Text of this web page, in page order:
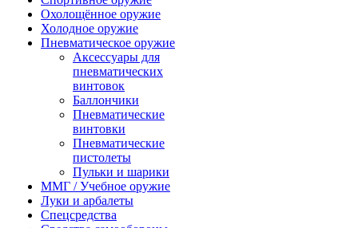
Охолощённое оружие
Холодное оружие
Пневматическое оружие
Аксессуары для
пневматических
винтовок
Баллончики
Пневматические
винтовки
Пневматические
пистолеты
Пульки и шарики
ММГ / Учебное оружие
Луки и арбалеты
Спецсредства